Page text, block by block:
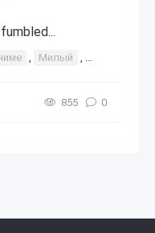
, Милый , Розовый
855 0